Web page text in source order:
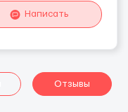
Написать
Отзывы